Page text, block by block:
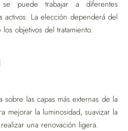
puede trabajar a diferentes
activos. La elección dependerá del
objetivos del tratamiento.
sobre las capas más externas de la
mejorar la luminosidad, suavizar la
una renovación ligera.